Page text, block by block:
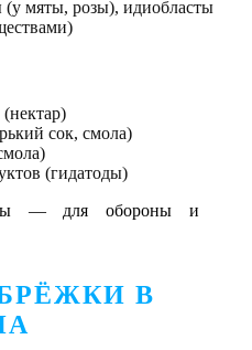
мяты, розы), идиобласты
сок, смола)
(гидатоды)
— для обороны и
В